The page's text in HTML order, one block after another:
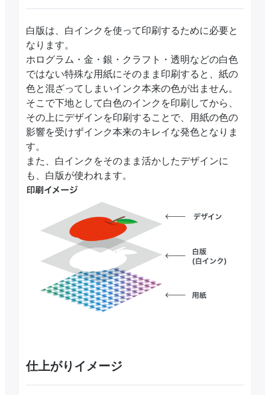
白版は、白インクを使って印刷するために必要と
なります。
ホログラム・金・銀・クラフト・透明などの白色
ではない特殊な用紙にそのまま印刷すると、紙の
色と混ざってしまいインク本来の色が出ません。
そこで下地として白色のインクを印刷してから、
その上にデザインを印刷することで、用紙の色の
影響を受けずインク本来のキレイな発色となりま
す。
また、白インクをそのまま活かしたデザインに
も、白版が使われます。
仕上がりイメージ